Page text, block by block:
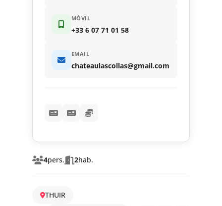
4pers. 2hab.
THUIR
MÓVIL
+33 6 07 71 01 58
EMAIL
chateaulascollas@gmail.com